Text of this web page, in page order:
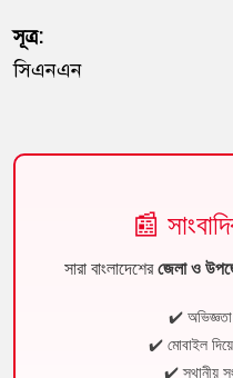
সূত্র:
সিএনএন
📰
সারা বাংলাদেশেরজেলা ও
✔️ অভিজ্ঞতা
✔️ মোবাইল
✔️ স্থানীয়